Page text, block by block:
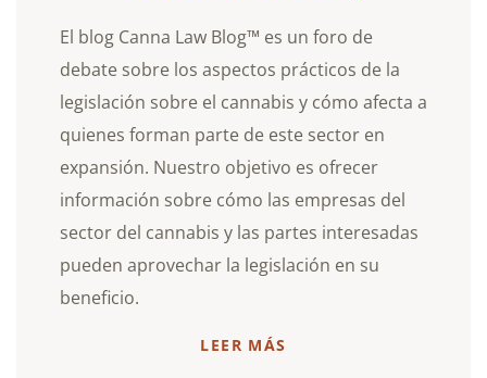
El blog Canna Law Blog™ es un foro de
debate sobre los aspectos prácticos de la
legislación sobre el cannabis y cómo afecta a
quienes forman parte de este sector en
expansión. Nuestro objetivo es ofrecer
información sobre cómo las empresas del
sector del cannabis y las partes interesadas
pueden aprovechar la legislación en su
beneficio.
LEER MÁS